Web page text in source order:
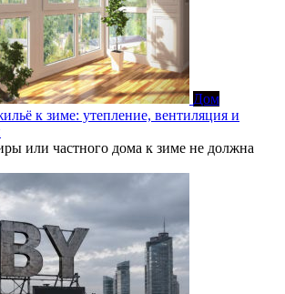
Дом
к зиме: утепление, вентиляция и
или частного дома к зиме не должна